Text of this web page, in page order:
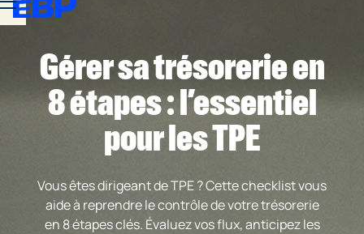
Gérer sa trésorerie en
8 étapes : l’essentiel
pour les TPE
Vous êtes dirigeant de TPE ? Cette checklist vous
aide à reprendre le contrôle de votre trésorerie
en 8 étapes clés. Évaluez vos flux, anticipez les